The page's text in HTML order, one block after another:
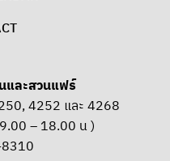
และสวนแฟร์
4252 และ 4268
– 18.00 น )